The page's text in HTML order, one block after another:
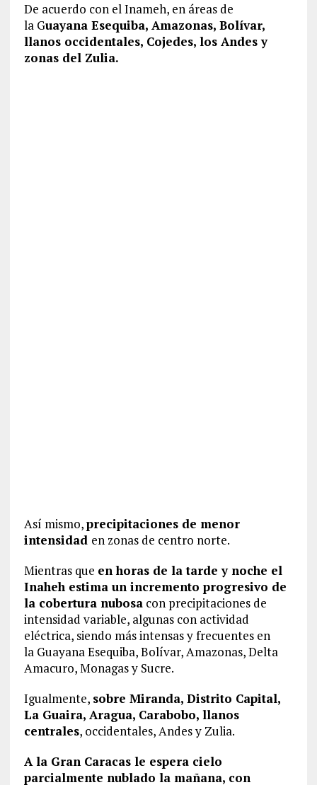
De acuerdo con el Inameh, en áreas de
la Guayana Esequiba, Amazonas, Bolívar,
llanos occidentales, Cojedes, los Andes y
zonas del Zulia.
Así mismo,precipitaciones de menor
intensidad en zonas de centro norte.
Mientras que en horas de la tarde y noche el
Inaheh estima un incremento progresivo de
la cobertura nubosacon precipitaciones de
intensidad variable, algunas con actividad
eléctrica, siendo más intensas y frecuentes en
la Guayana Esequiba, Bolívar, Amazonas, Delta
Amacuro, Monagas y Sucre.
Igualmente, sobre Miranda, Distrito Capital,
La Guaira, Aragua, Carabobo, llanos
centrales, occidentales, Andes y Zulia.
A la Gran Caracas le espera cielo
parcialmente nublado la mañana, con